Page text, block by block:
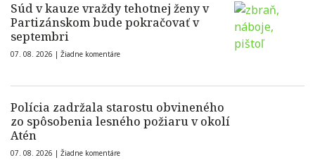
Súd v kauze vraždy tehotnej ženy v
Partizánskom bude pokračovať v
septembri
07. 08. 2026 | Žiadne komentáre
Polícia zadržala starostu obvineného
zo spôsobenia lesného požiaru v okolí
Atén
07. 08. 2026 | Žiadne komentáre